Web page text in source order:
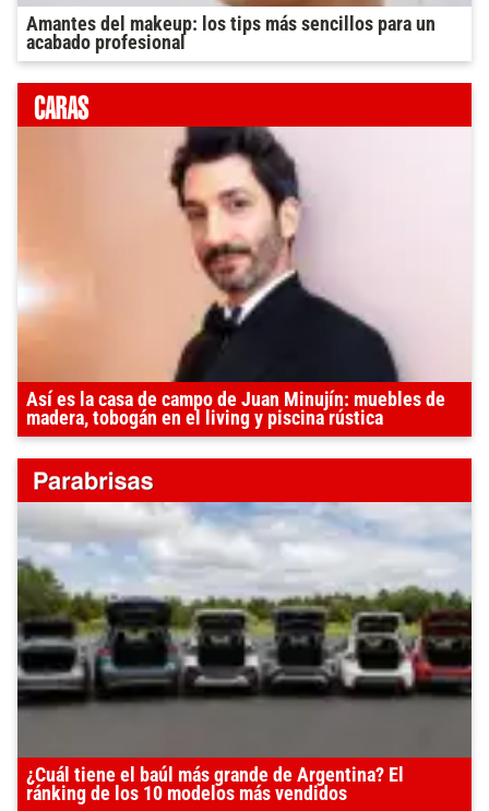
Amantes del makeup: los tips más sencillos para un
acabado profesional
Así es la casa de campo de Juan Minujín: muebles de
madera, tobogán en el living y piscina rústica
¿Cuál tiene el baúl más grande de Argentina? El
ránking de los 10 modelos más vendidos